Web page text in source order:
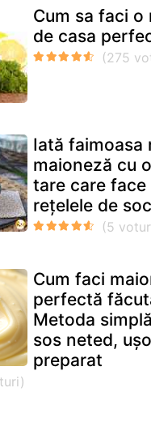
Cum sa faci o
de casa
Iată faimoasa
maioneză cu
tare care
rețelele de
Cum faci
perfectă
Metoda
sos neted,
preparat